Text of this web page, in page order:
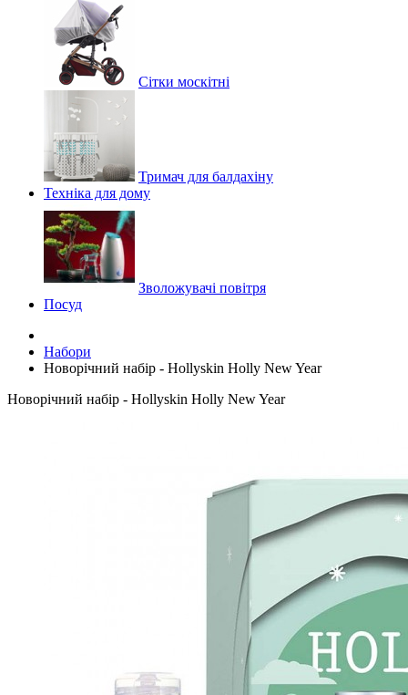
Сітки москітні
Тримач для балдахіну
Техніка для дому
Зволожувачі повітря
Посуд
Набори
Новорічний набір - Hollyskin Holly New Year
Новорічний набір - Hollyskin Holly New Year